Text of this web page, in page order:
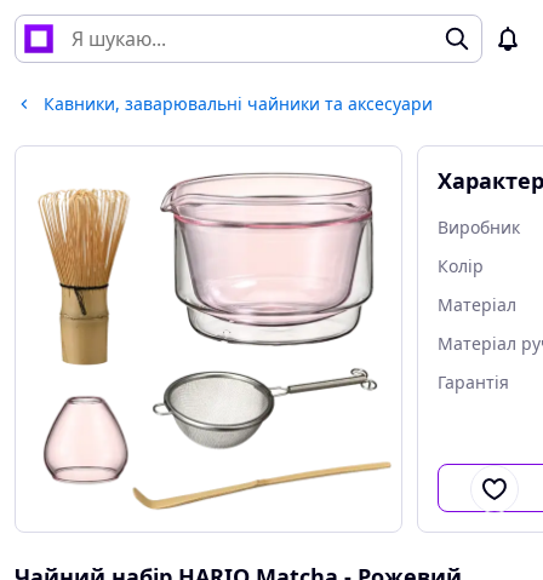
Кавники, заварювальні чайники та аксесуари
Виробник
Колір
Матеріал
Матеріал
Гарантія